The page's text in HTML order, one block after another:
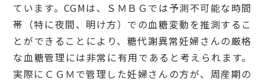
ています。CGMは、ＳＭＢＧでは予測不可能な時間
帯（特に夜間、明け方）での血糖変動を推測するこ
とができることにより、糖代謝異常妊婦さんの厳格
な血糖管理には非常に有用であると考えられます。
実際にＣＧＭで管理した妊婦さんの方が、周産期の